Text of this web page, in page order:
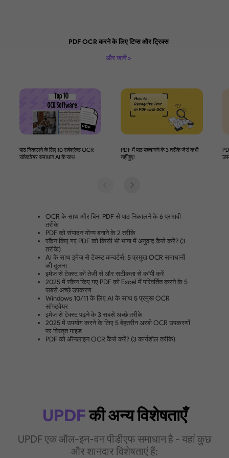
उद्योग में अग्रणी OCR
भाषा समर्थन
भाषाएँ शामिल हैं। उपयोगकर्ता विभिन्न भाषाओं में PDF स्कैन और
कर सकते हैं ताकि सटीक पहचान हो सके।
PDF को कैसे साझा करें
38-भाषा पहचान
अंग्रेज़ी, फ्रेंच, जर्मन, इतालवी, चीनी, और अधिक।
बहुभाषी दस्तावेज़ समर्थन
एक दस्तावेज़ में विभिन्न भाषाओं में टेक्स्ट पहचानने का समर्थन करता
अभी खरीदें
UPDFकी अन्य विशेषताएँ
UPDF एक ऑल-इन-वन पीडीएफ समाधान है - यहां कुछ
और शानदार विशेषताएं हैं: